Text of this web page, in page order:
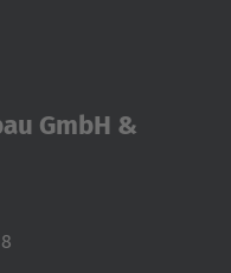
GmbH &